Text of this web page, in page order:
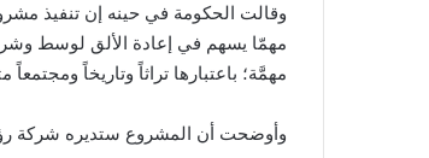
وقالت الحكومة في حينه إن تنفيذ
مهمّا يسهم في إعادة الألق لوسط
مهمَّة؛ باعتبارها تراثاً وتاريخاً ومجتمعاً
وأوضحت أن المشروع ستديره شركة